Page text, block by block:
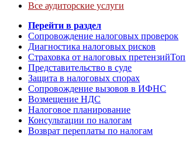
Все аудиторские услуги
Перейти в раздел
Сопровождение налоговых проверок
Диагностика налоговых рисков
Страховка от налоговых претензийТоп
Представительство в суде
Защита в налоговых спорах
Сопровождение вызовов в ИФНС
Возмещение НДС
Налоговое планирование
Консультации по налогам
Возврат переплаты по налогам